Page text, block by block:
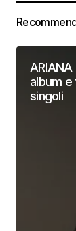
album e
singoli